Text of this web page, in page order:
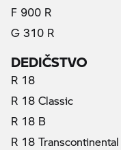
F 900 R
G 310 R
DEDIČSTVO
R 18
R 18 Classic
R 18 B
R 18 Transcontinental